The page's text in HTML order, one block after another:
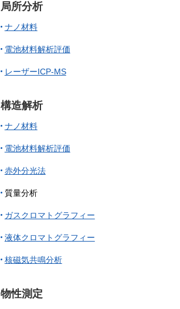
局所分析
ナノ材料
電池材料解析評価
レーザーICP-MS
構造解析
ナノ材料
電池材料解析評価
赤外分光法
質量分析
ガスクロマトグラフィー
液体クロマトグラフィー
核磁気共鳴分析
物性測定